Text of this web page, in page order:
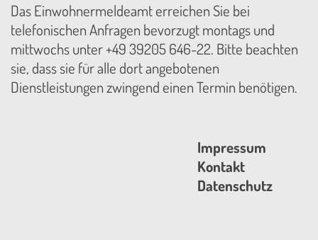
Das Einwohnermeldeamt erreichen Sie bei
telefonischen Anfragen bevorzugt montags und
mittwochs unter +49 39205 646-22. Bitte beachten
sie, dass sie für alle dort angebotenen
Dienstleistungen zwingend einen Termin benötigen.
Impressum
Kontakt
Datenschutz